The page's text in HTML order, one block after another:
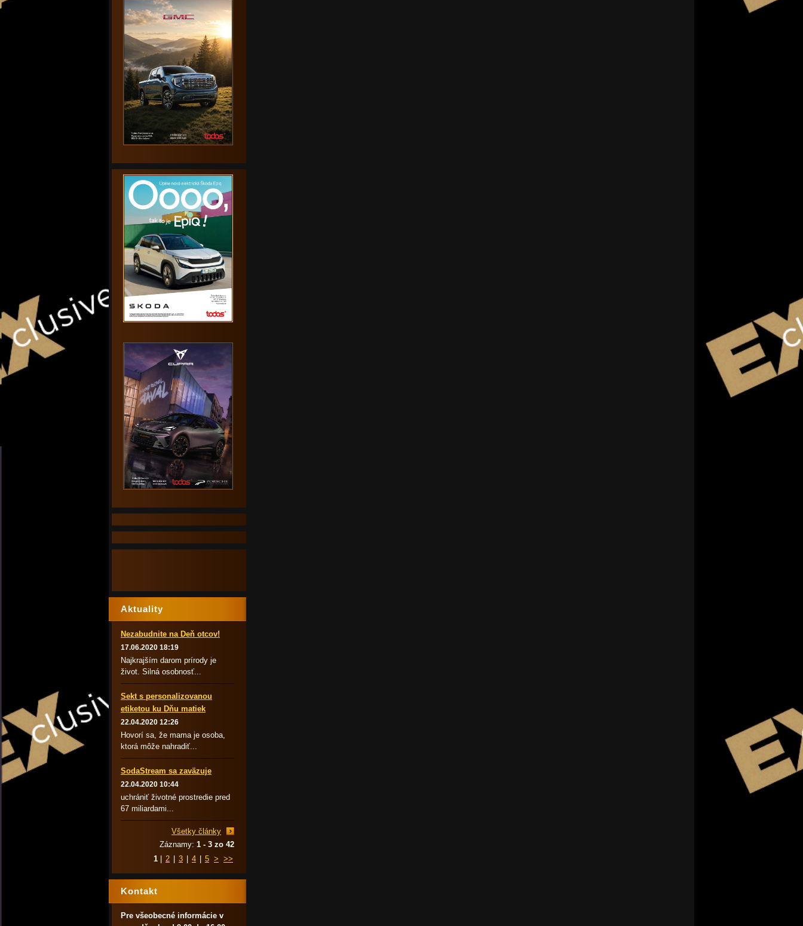
Aktuality
Nezabudnite na Deň otcov!
17.06.2020 18:19
Najkrajším darom prírody je
život. Silná osobnosť...
Sekt s personalizovanou
etiketou ku Dňu matiek
22.04.2020 12:26
Hovorí sa, že mama je osoba,
ktorá môže nahradiť...
SodaStream sa zaväzuje
22.04.2020 10:44
uchrániť životné prostredie pred
67 miliardami...
Všetky články
Záznamy: 1 - 3 zo 42
1
2 3 4 5 > >>
Kontakt
Pre všeobecné informácie v